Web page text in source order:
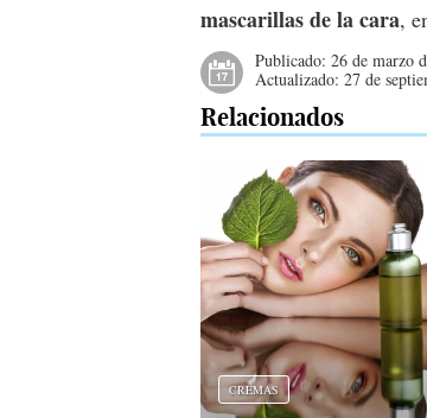
mascarillas de la cara,
Publicado:26 de marzo
Actualizado:27 de
Relacionados
CREMAS